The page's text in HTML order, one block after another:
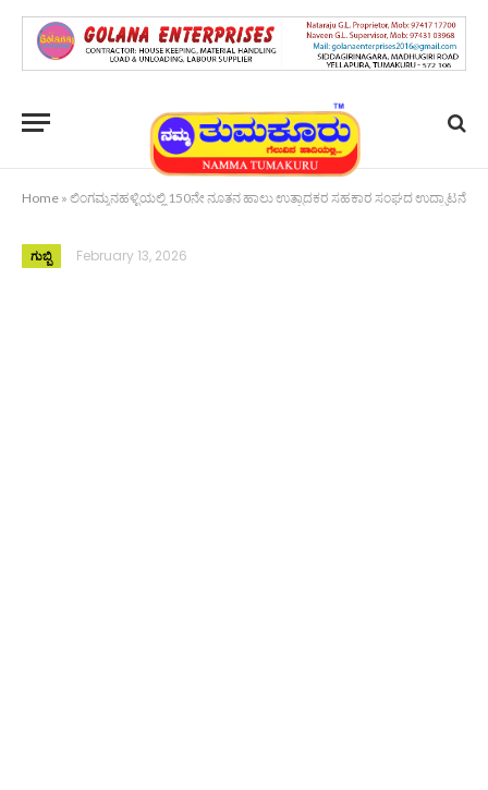
Home » ಲಿಂಗಮ್ಮನಹಳ್ಳಿಯಲ್ಲಿ 150ನೇ ನೂತನ ಹಾಲು ಉತ್ಪಾದಕರ ಸಹಕಾರ ಸಂಘದ ಉದ್ಘಾಟನೆ
ಗುಬ್ಬಿ February 13, 2026